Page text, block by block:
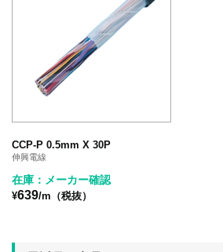
CCP-P 0.5mm X 30P
伸興電線
在庫：メーカー確認
¥639/m（税抜）